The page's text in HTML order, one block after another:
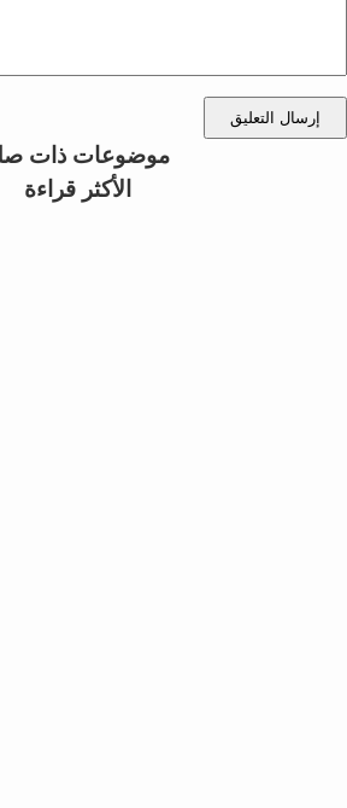
إرسال التعليق
موضوعات ذات
الأكثر قراءة